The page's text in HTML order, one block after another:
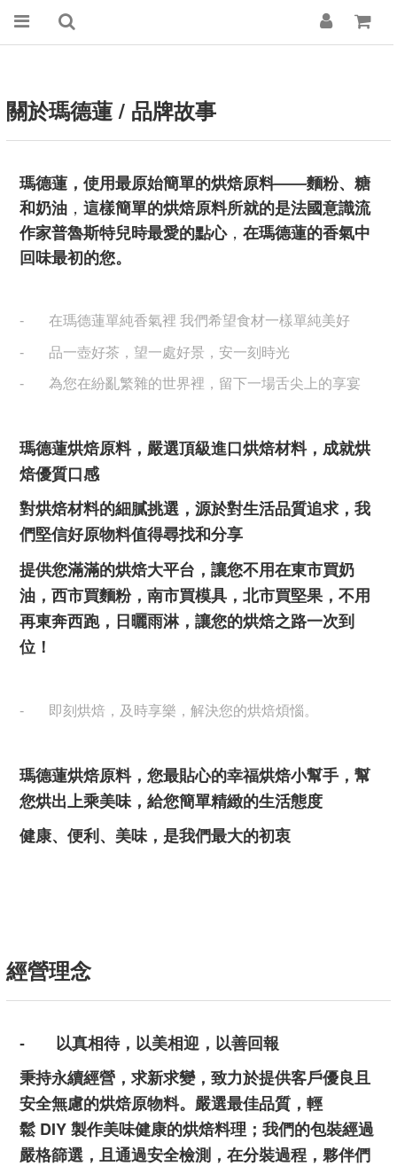
關於瑪德蓮 / 品牌故事
瑪德蓮，使用最原始簡單的烘焙原料——麵粉、糖
和奶油 ， 這樣簡單的烘焙原料所就的是法國意識流
作家普魯斯特兒時最愛的點心， 在瑪德蓮的香氣中
回味最初的您。
- 在瑪德蓮單純香氣裡 我們希望食材一樣單純美好
- 品一壺好茶，望一處好景，安一刻時光
- 為您在紛亂繁雜的世界裡，留下一場舌尖上的享宴
瑪德蓮烘焙原料，嚴選頂級進口烘焙材料，成就烘
焙優質口感
對烘焙材料的細膩挑選，源於對生活品質追求，我
們堅信好原物料值得尋找和分享
提供您滿滿的烘焙大平台，讓您不用在東市買奶
油，西市買麵粉，南市買模具，北市買堅果，不用
再東奔西跑，日曬雨淋，讓您的烘焙之路一次到
位！
- 即刻烘焙，及時享樂，解決您的烘焙煩惱。
瑪德蓮烘焙原料，您最貼心的幸福烘焙小幫手，幫
您烘出上乘美味， 給您簡單精緻的生活態度
健康、便利、美味，是我們最大的初衷
經營理念
- 以真相待，以美相迎，以善回報
秉持永續經營，求新求變，致力於提供客戶優良且
安全無慮的烘焙原物料。嚴選最佳品質，輕
鬆 DIY 製作美味健康的烘焙料理；我們的包裝經過
嚴格篩選，且通過安全檢測，在分裝過程，夥伴們